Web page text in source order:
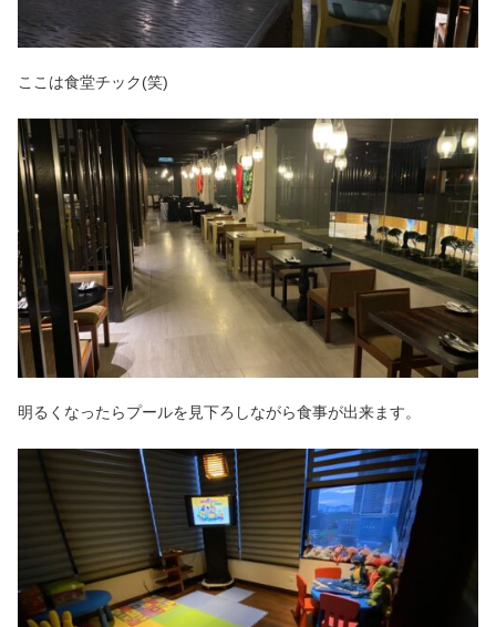
ここは食堂チック(笑)
明るくなったらプールを見下ろしながら食事が出来ます。